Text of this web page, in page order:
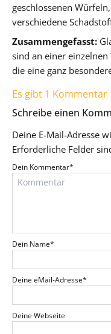
geschlossenen
verschiedene
Zusammengefasst:
sind an einer einzelnen
die eine ganz
Es gibt 1 Kommentar
Schreibe einen
Deine E-Mail-Adresse
Erforderliche Felder
Dein Kommentar*
Dein Name*
Deine eMail-Adresse*
Deine Webseite